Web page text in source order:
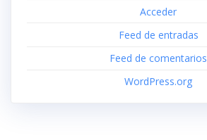
Acceder
Feed de entradas
Feed de comentarios
WordPress.org